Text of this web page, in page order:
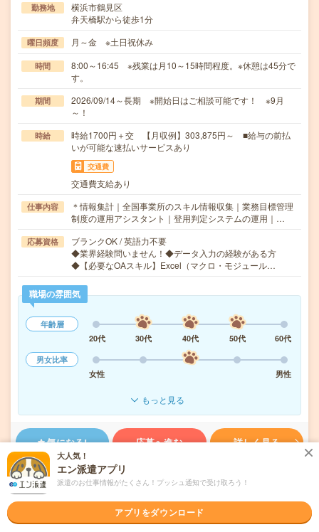
勤務地
横浜市鶴見区
弁天橋駅から徒歩1分
曜日頻度 月～金 ※土日祝休み
時間
8:00～16:45 ※残業は月10～15時間程度。※休憩は45分で
す。
期間
2026/09/14～長期 ※開始日はご相談可能です！ ※9月
～！
時給
時給1700円＋交 【月収例】303,875円～ ■給与の前払
いが可能な速払いサービスあり
交通費
交通費支給あり
仕事内容
＊情報集計｜全国事業所のスキル情報収集｜業務目標管理
制度の運用アシスタント｜登用判定システムの運用｜…
応募資格
ブランクOK / 英語力不要
◆業界経験問いません！◆データ入力の経験がある方
◆【必要なOAスキル】Excel（マクロ・モジュール…
職場の雰囲気
年齢層
20代
30代 40代 50代
60代
男女比率
女性
男性
もっと見る
気になる! 応募へ進む 詳しく見る
派遣会社 株式会社スタッフサービス（神奈川・千葉・埼玉エリア）
大人気！
エン派遣アプリ
派遣のお仕事情報がたくさん！プッシュ通知で受け取ろう！
アプリをダウンロード